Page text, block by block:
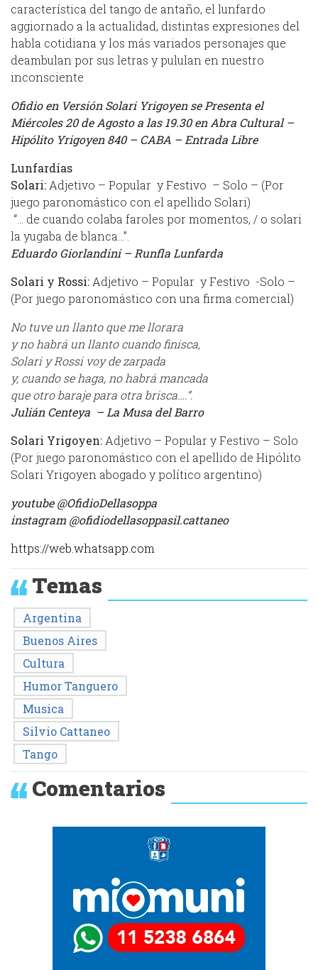
característica del tango de antaño, el lunfardo
aggiornado a la actualidad, distintas expresiones del
habla cotidiana y los más variados personajes que
deambulan por sus letras y pululan en nuestro
inconsciente
Ofidio en Versión Solari Yrigoyen se Presenta el
Miércoles 20 de Agosto a las 19.30 en Abra Cultural –
Hipólito Yrigoyen 840 – CABA – Entrada Libre
Lunfardías
Solari: Adjetivo – Popular y Festivo – Solo – (Por
juego paronomástico con el apellido Solari)
“… de cuando colaba faroles por momentos, / o solari
la yugaba de blanca…”.
Eduardo Giorlandini – Runfla Lunfarda
Solari y Rossi: Adjetivo – Popular y Festivo -Solo –
(Por juego paronomástico con una firma comercial)
No tuve un llanto que me llorara
y no habrá un llanto cuando finisca,
Solari y Rossi voy de zarpada
y, cuando se haga, no habrá mancada
que otro baraje para otra brisca….”.
Julián Centeya – La Musa del Barro
Solari Yrigoyen: Adjetivo – Popular y Festivo – Solo
(Por juego paronomástico con el apellido de Hipólito
Solari Yrigoyen ​​abogado y político argentino)
youtube @OfidioDellasoppa
instagram @ofidiodellasoppasil.cattaneo
https://web.whatsapp.com
Temas
Argentina
Buenos Aires
Cultura
Humor Tanguero
Musica
Silvio Cattaneo
Tango
Comentarios